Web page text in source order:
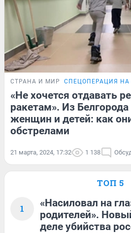
СТРАНА И МИР СПЕЦОПЕРАЦИЯ НА
«Не хочется отдавать
ракетам». Из
женщин и детей: как
обстрелами
21 марта, 2024, 17:32 1 138
ТОП 5
1
«Насиловал на
родителей».
деле убийства